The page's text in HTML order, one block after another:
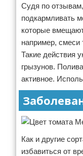
Судя по
подкармливать
которые
например, смеси
Такие действия
грызунов.
активное.
Как и другие
избавиться от